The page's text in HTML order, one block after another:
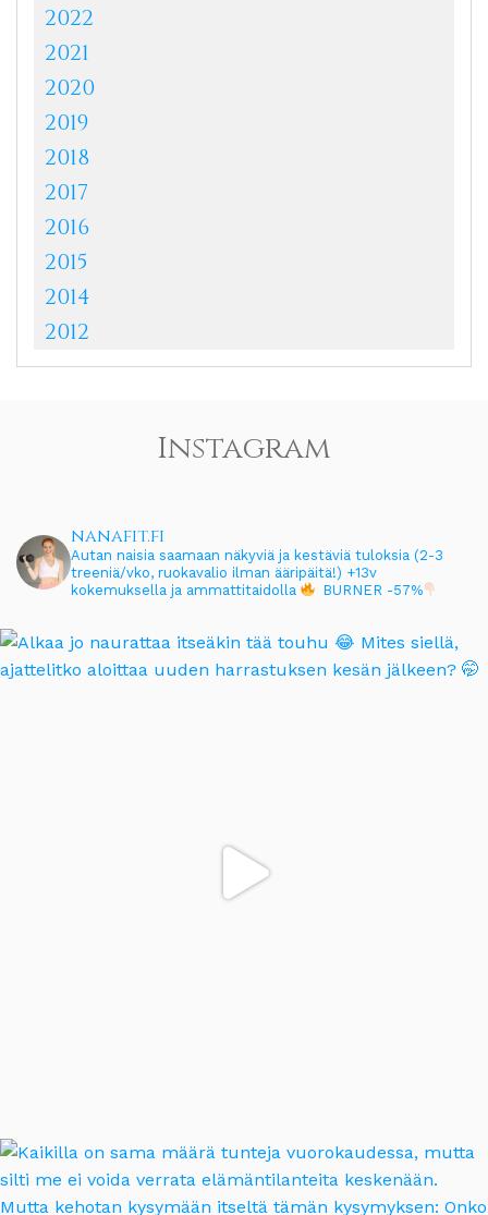
2022
2021
2020
2019
2018
2017
2016
2015
2014
2012
Instagram
nanafit.fi
Autan naisia saamaan näkyviä ja kestäviä tuloksia (2-3
treeniä/vko, ruokavalio ilman ääripäitä!) +13v
kokemuksella ja ammattitaidolla
BURNER -57%